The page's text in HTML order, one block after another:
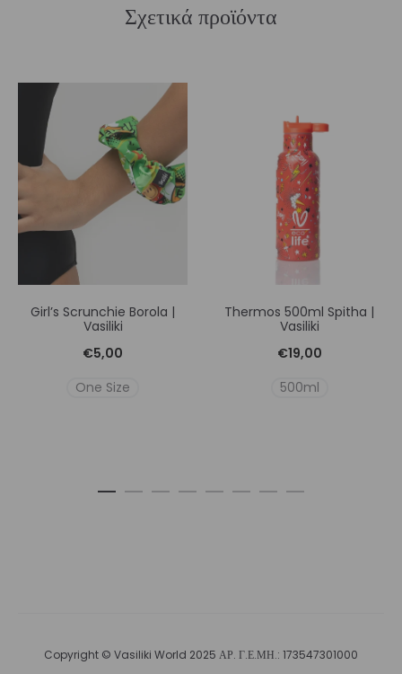
Σχετικά προϊόντα
Girl’s Scrunchie Borola |
Vasiliki
€5,00
One Size
Thermos 500ml Spitha |
Vasiliki
€19,00
500ml
Copyright © Vasiliki World 2025 ΑΡ. Γ.Ε.ΜΗ.: 173547301000